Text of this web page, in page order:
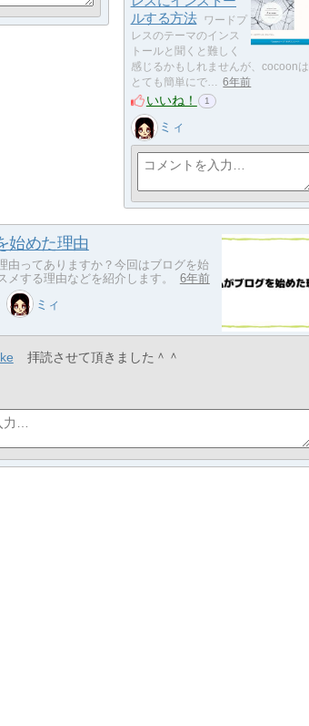
ルする方法
ワードプ
レスのテーマのインス
トールと聞くと難しく
感じるかもしれませんが、cocoonは
とても簡単にで…
6年前
いいね！ 1
ミィ
始めた理由
由ってありますか？今回はブログを始
メする理由などを紹介します。
6年前
ミィ
拝読させて頂きました＾＾